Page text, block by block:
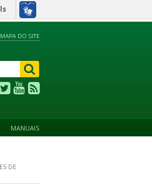
MAPA DO SITE
MANUAIS
DE